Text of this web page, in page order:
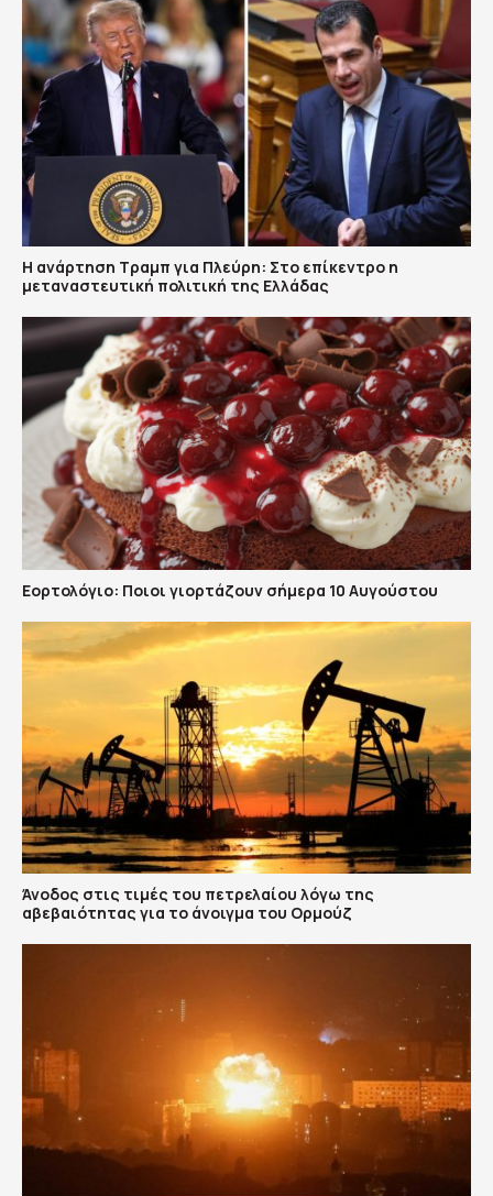
Η ανάρτηση Τραμπ για Πλεύρη: Στο επίκεντρο η
μεταναστευτική πολιτική της Ελλάδας
Εορτολόγιο: Ποιοι γιορτάζουν σήμερα 10 Αυγούστου
Άνοδος στις τιμές του πετρελαίου λόγω της
αβεβαιότητας για το άνοιγμα του Ορμούζ